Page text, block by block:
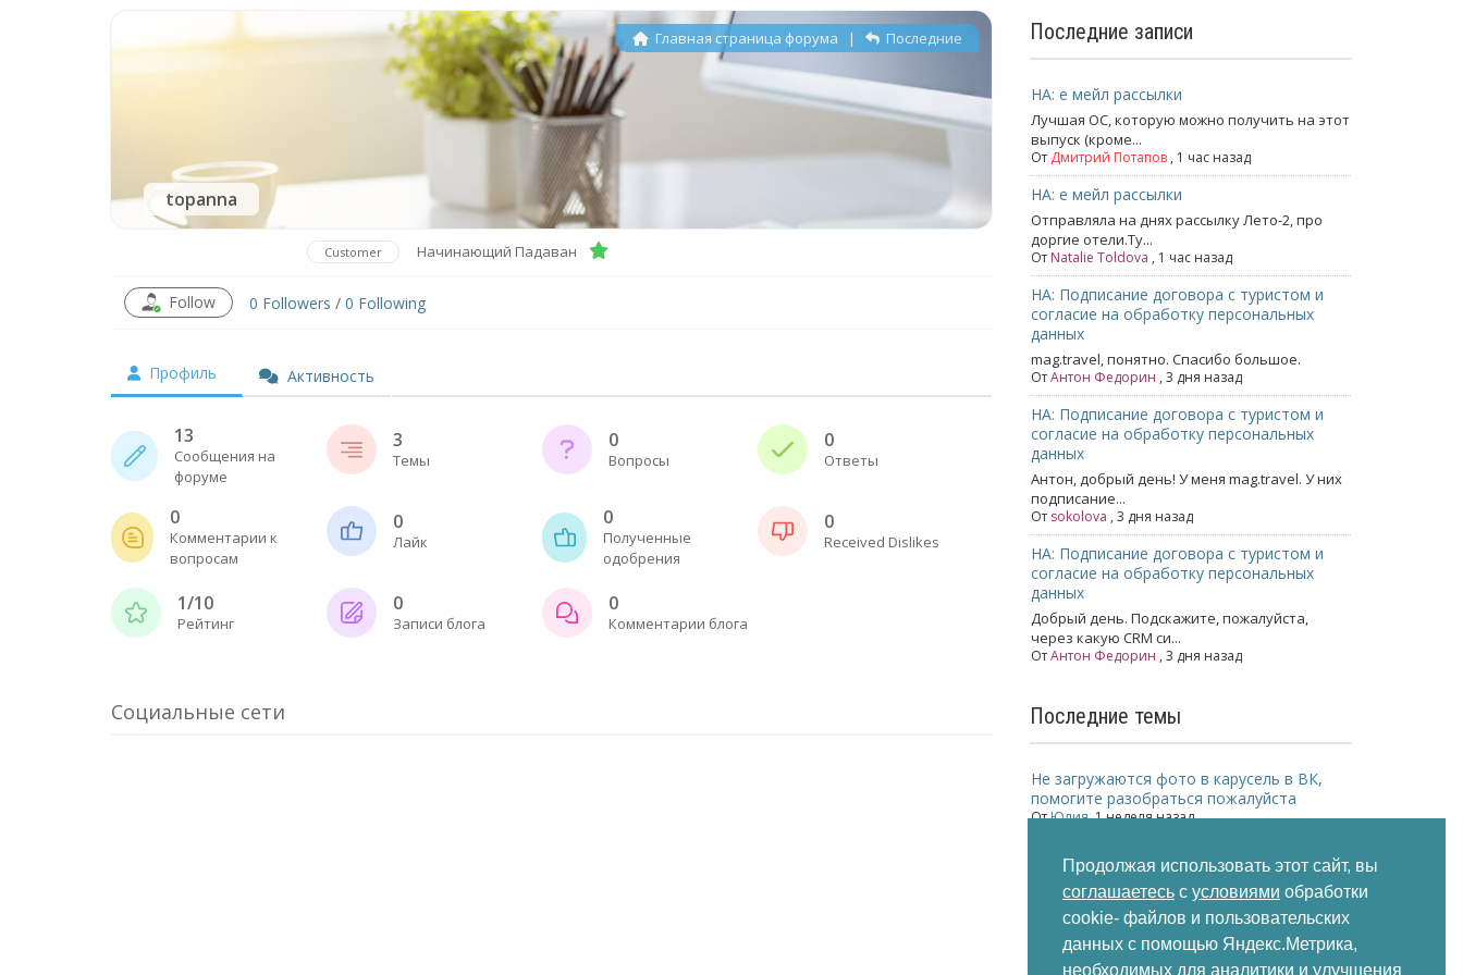
topanna
Главная страница форума | Последние
Customer Начинающий Падаван
Follow 0 Followers / 0 Following
Профиль Активность
13
Сообщения на
форуме
3
Темы
0
Вопросы
0
Ответы
0
Комментарии к
вопросам
0
Лайк
0
Полученные
одобрения
0
Received Dislikes
1/10
Рейтинг
0
Записи блога
0
Комментарии блога
Социальные сети
Последние записи
НА: е мейл рассылки
Лучшая ОС, которую можно получить на этот
выпуск (кроме...
От Дмитрий Потапов, 1 час назад
НА: е мейл рассылки
Отправляла на днях рассылку Лето-2, про
доргие отели.Ту...
От Natalie Toldova , 1 час назад
НА: Подписание договора с туристом и
согласие на обработку персональных
данных
mag.travel, понятно. Спасибо большое.
ОтАнтон Федорин , 3 дня назад
НА: Подписание договора с туристом и
согласие на обработку персональных
данных
Антон, добрый день! У меня mag.travel. У них
подписание...
От sokolova , 3 дня назад
НА: Подписание договора с туристом и
согласие на обработку персональных
данных
Добрый день. Подскажите, пожалуйста,
через какую CRM си...
ОтАнтон Федорин , 3 дня назад
Последние темы
Не загружаются фото в карусель в ВК,
помогите разобраться пожалуйста
ОтЮлия,1 неделя назад
Директ коммандер
Ольга,2 недели назад
Меньше заявок из Мастера Компании
Яндекс
Komilfotur,2 недели назад
Продолжая использовать этот сайт, вы
соглашаетесь с условиями обработки
cookie- файлов и пользовательских
данных с помощью Яндекс.Метрика,
необходимых для аналитики и улучшения